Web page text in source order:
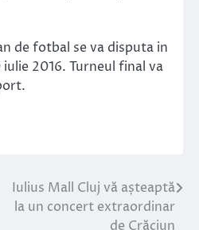
de fotbal se va disputa in
iulie 2016. Turneul final va
Iulius Mall Cluj vă așteaptă
la un concert extraordinar
de Crăciun